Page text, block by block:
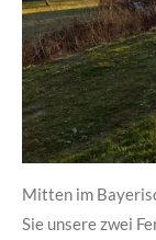
Mitten im
Sie unsere zwei